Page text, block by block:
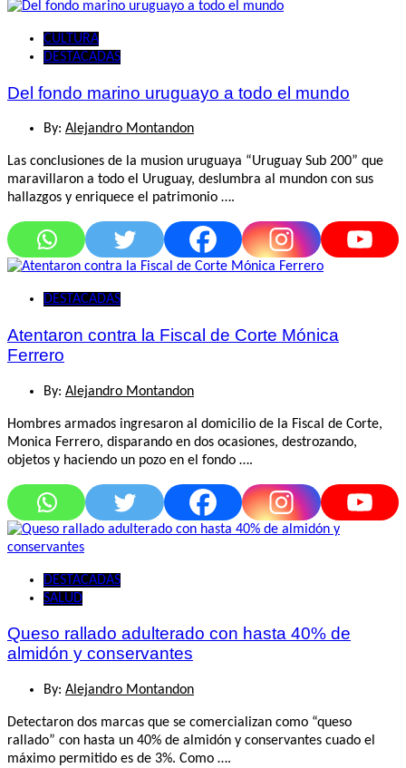
CULTURA
DESTACADAS
Del fondo marino uruguayo a todo el mundo
By: Alejandro Montandon
Las conclusiones de la musion uruguaya “Uruguay Sub 200” que
maravillaron a todo el Uruguay, deslumbra al mundon con sus
hallazgos y enriquece el patrimonio ….
DESTACADAS
Atentaron contra la Fiscal de Corte Mónica
Ferrero
By: Alejandro Montandon
Hombres armados ingresaron al domicilio de la Fiscal de Corte,
Monica Ferrero, disparando en dos ocasiones, destrozando,
objetos y haciendo un pozo en el fondo ….
DESTACADAS
SALUD
Queso rallado adulterado con hasta 40% de
almidón y conservantes
By: Alejandro Montandon
Detectaron dos marcas que se comercializan como “queso
rallado” con hasta un 40% de almidón y conservantes cuado el
máximo permitido es de 3%. Como ….